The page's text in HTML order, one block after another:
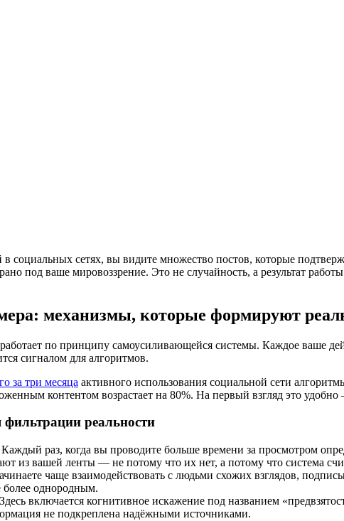
в социальных сетях, вы видите множество постов, которые
под ваше мировоззрение. Это не случайность, а результат
механизмы, которые формируют
по принципу самоусиливающейся системы. Каждое ваше
сигналом для алгоритмов.
за три месяца активного использования социальной сети
контентом возрастает на 80%. На первый взгляд это
реальности
раз, когда вы проводите больше времени за просмотром
из вашей ленты — не потому что их нет, а потому что система
чаще взаимодействовать с людьми схожих взглядов,
более однородным.
включается когнитивное искажение под названием
не подкреплена надёжными источниками.